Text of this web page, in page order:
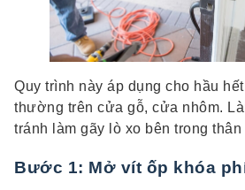
Quy trình này áp dụng cho hầu
thường trên cửa gỗ, cửa nhôm.
tránh làm gãy lò xo bên trong thân
Bước 1: Mở vít ốp khóa